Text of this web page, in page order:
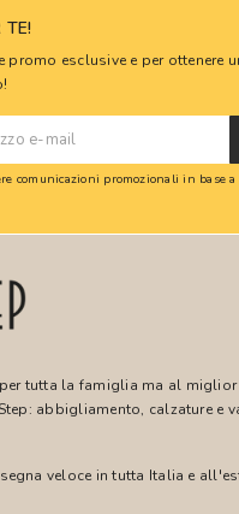
TE!
promo esclusive e per ottenere
comunicazioni promozionali in base
tutta la famiglia ma al miglior
abbigliamento, calzature e
veloce in tutta Italia e